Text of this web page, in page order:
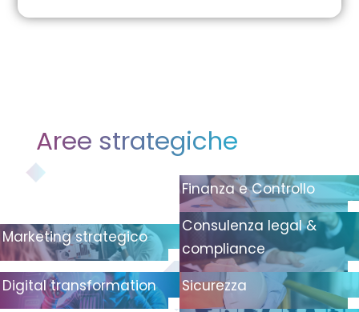
Aree strategiche
Finanza e Controllo
Marketing strategico
Consulenza legal &
compliance
Digital transformation
Sicurezza